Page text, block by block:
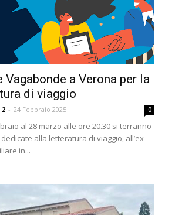
Vagabonde a Verona per la
di viaggio
- 24 Febbraio 2025 0
al 28 marzo alle ore 20.30 si terranno
alla letteratura di viaggio, all’ex
in...